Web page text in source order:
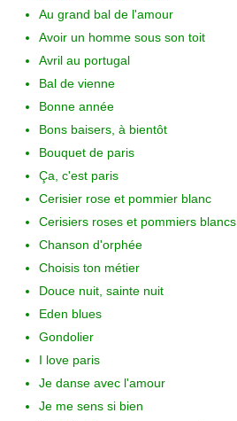
Au grand bal de l'amour
Avoir un homme sous son toit
Avril au portugal
Bal de vienne
Bonne année
Bons baisers, à bientôt
Bouquet de paris
Ça, c'est paris
Cerisier rose et pommier blanc
Cerisiers roses et pommiers blancs
Chanson d'orphée
Choisis ton métier
Douce nuit, sainte nuit
Eden blues
Gondolier
I love paris
Je danse avec l'amour
Je me sens si bien